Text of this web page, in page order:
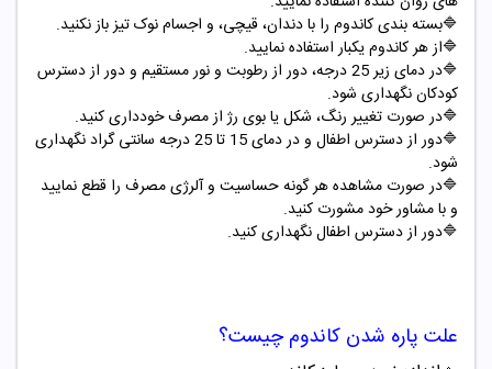
🔷بسته بندی کاندوم را با دندان، قیچی، و اجسام نوک تیز باز نکنید.
🔷از هر کاندوم یکبار استفاده نمایید.
🔷در دمای زیر 25 درجه، دور از رطوبت و نور مستقیم و دور از دسترس
کودکان نگهداری شود.
🔷در صورت تغییر رنگ، شکل یا بوی رژ از مصرف خودداری کنید.
🔷دور از دسترس اطفال و در دمای 15 تا 25 درجه سانتی گراد نگهداری
شود.
🔷در صورت مشاهده هر گونه حساسیت و آلرژی مصرف را قطع نمایید
و با مشاور خود مشورت کنید.
🔷دور از دسترس اطفال نگهداری کنید.
علت پاره شدن کاندوم چیست؟